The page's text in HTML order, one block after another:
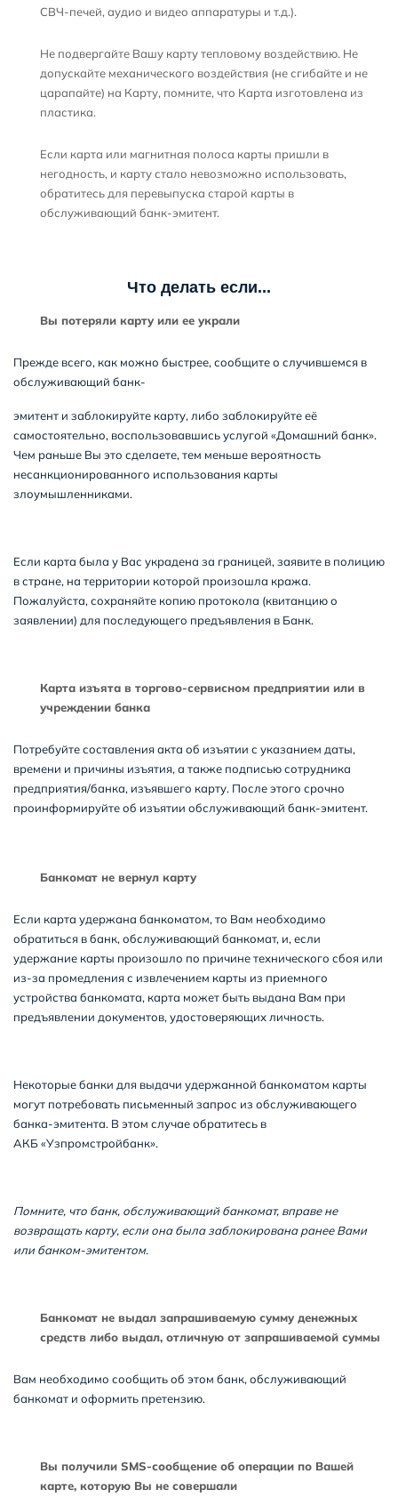
СВЧ-печей, аудио и видео аппаратуры и т.д.).
Не подвергайте Вашу карту тепловому воздействию. Не
допускайте механического воздействия (не сгибайте и не
царапайте) на Карту, помните, что Карта изготовлена из
пластика.
Если карта или магнитная полоса карты пришли в
негодность, и карту стало невозможно использовать,
обратитесь для перевыпуска старой карты в
обслуживающий банк-эмитент.
Что делать если...
Вы потеряли карту или ее украли
Прежде всего, как можно быстрее, сообщите о случившемся в
обслуживающий банк-
эмитент и заблокируйте карту, либо заблокируйте её
самостоятельно, воспользовавшись услугой «Домашний банк».
Чем раньше Вы это сделаете, тем меньше вероятность
несанкционированного использования карты
злоумышленниками.
Если карта была у Вас украдена за границей, заявите в полицию
в стране, на территории которой произошла кража.
Пожалуйста, сохраняйте копию протокола (квитанцию о
заявлении) для последующего предъявления в Банк.
Карта изъята в торгово-сервисном предприятии или в
учреждении банка
Потребуйте составления акта об изъятии с указанием даты,
времени и причины изъятия, а также подписью сотрудника
предприятия/банка, изъявшего карту. После этого срочно
проинформируйте об изъятии обслуживающий банк-эмитент.
Банкомат не вернул карту
Если карта удержана банкоматом, то Вам необходимо
обратиться в банк, обслуживающий банкомат, и, если
удержание карты произошло по причине технического сбоя или
из-за промедления с извлечением карты из приемного
устройства банкомата, карта может быть выдана Вам при
предъявлении документов, удостоверяющих личность.
Некоторые банки для выдачи удержанной банкоматом карты
могут потребовать письменный запрос из обслуживающего
банка-эмитента. В этом случае обратитесь в
АКБ «Узпромстройбанк».
Помните, что банк, обслуживающий банкомат, вправе не
возвращать карту, если она была заблокирована ранее Вами
или банком-эмитентом.
Банкомат не выдал запрашиваемую сумму денежных
средств либо выдал, отличную от запрашиваемой суммы
Вам необходимо сообщить об этом банк, обслуживающий
банкомат и оформить претензию.
Вы получили SMS-сообщение об операции по Вашей
карте, которую Вы не совершали